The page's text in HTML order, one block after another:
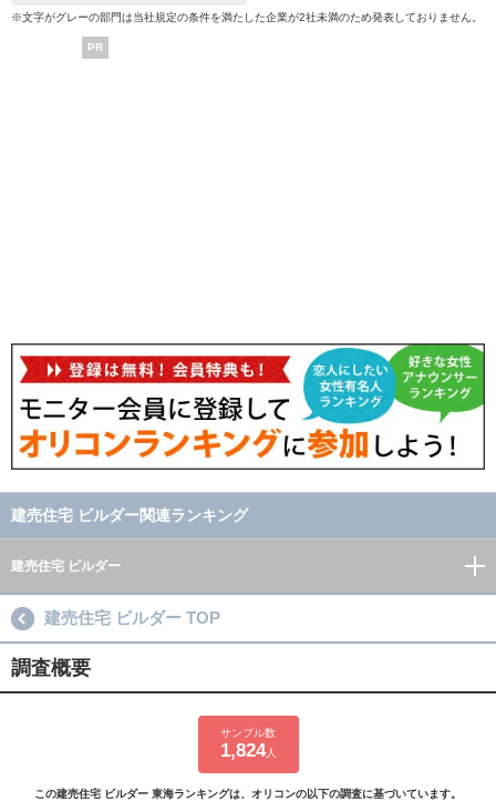
※文字がグレーの部門は当社規定の条件を満たした企業が2社未満のため発表しておりません。
PR
建売住宅 ビルダー関連ランキング
建売住宅 ビルダー
建売住宅 ビルダー TOP
調査概要
サンプル数
1,824人
この建売住宅 ビルダー 東海ランキングは、オリコンの以下の調査に基づいています。